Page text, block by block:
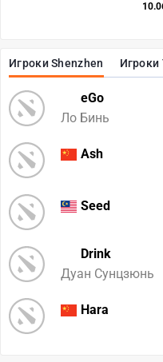
Игроки Shenzhen Игроки
eGo
Ло Бинь
Ash
Seed
Drink
Дуан Сунцзюнь
Hara